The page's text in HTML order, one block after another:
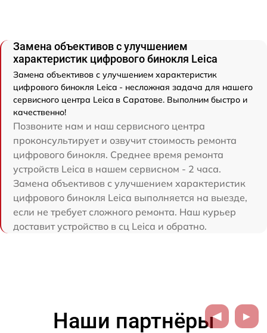
Замена объективов с улучшением
характеристик цифрового бинокля Leica
Замена объективов с улучшением характеристик
цифрового бинокля Leica - несложная задача для нашего
сервисного центра Leica в Саратове. Выполним быстро и
качественно!
Позвоните нам и наш сервисного центра
проконсультирует и озвучит стоимость ремонта
цифрового бинокля. Среднее время ремонта
устройств Leica в нашем сервисном - 2 часа.
Замена объективов с улучшением характеристик
цифрового бинокля Leica выполняется на выезде,
если не требует сложного ремонта. Наш курьер
доставит устройство в сц Leica и обратно.
Наши партнёры